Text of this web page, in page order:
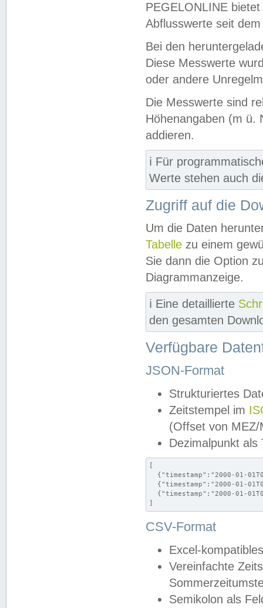
PEGELONLINE
Abflusswerte seit
Bei den
Diese Messwerte
oder andere
Die Messwerte sind
Höhenangaben (m ü.
addieren.
ℹ️ Für
Werte stehen auch
Zugriff auf die
Um die Daten
Tabelle zu einem
Sie dann die Option
Diagrammanzeige.
ℹ️ Eine detaillierte
den gesamten
Verfügbare
JSON-Format
Strukturiertes
Zeitstempel im
(Offset von MEZ/
Dezimalpunkt als
[
{"timestamp":"2000-01-
{"timestamp":"2000-01-
{"timestamp":"2000-01-
]
CSV-Format
Excel-
Vereinfachte
Semikolon als